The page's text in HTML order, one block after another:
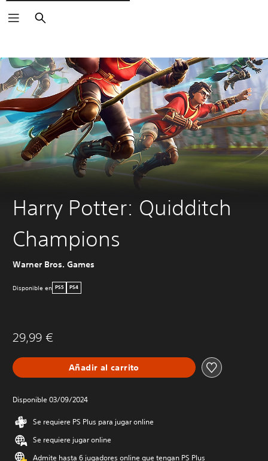
Buscar
Harry Potter: Quidditch
Champions
Warner Bros. Games
Disponible en PS5 PS4
29,99 €
Añadir al carrito
Disponible 03/09/2024
Se requiere PS Plus para jugar online
Se requiere jugar online
Admite hasta 6 jugadores online que tengan PS Plus